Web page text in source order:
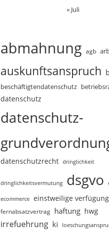
« Juli
abmahnung agb
auskunftsanspruch
beschäftigtendatenschutz
datenschutz
datenschutz-
datenschutzrecht dringlichkeit
dringlichkeitsvermutung dsgvo
ecommerce einstweilige verfügung
fernabsatzvertrag haftung hwg
irrefuehrung ki